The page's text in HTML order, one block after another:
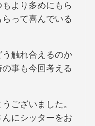
より多めにもら
って喜んでいる
触れ合えるのか
事も今回考える
ございました。
にシッターをお